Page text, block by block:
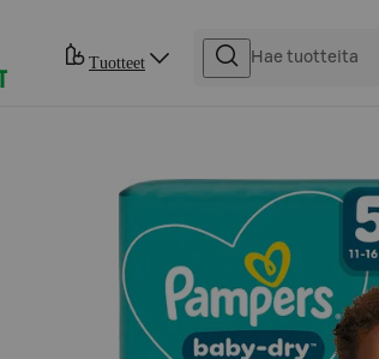
Tuotteet